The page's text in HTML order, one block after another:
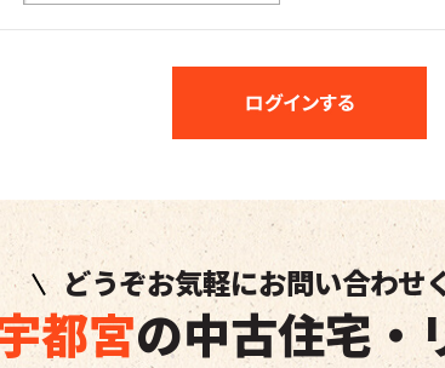
どうぞお気軽にお問い合わせ
都宮の中古住宅・